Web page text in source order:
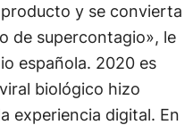
y se convierta
de supercontagio», le
española. 2020 es
biológico hizo
experiencia digital. En